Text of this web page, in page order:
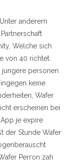
anderem
Welche sich
von 40 richtet.
personen
keine
Wafer
erscheinen bei
je expire
der Stunde Wafer
Perron zah